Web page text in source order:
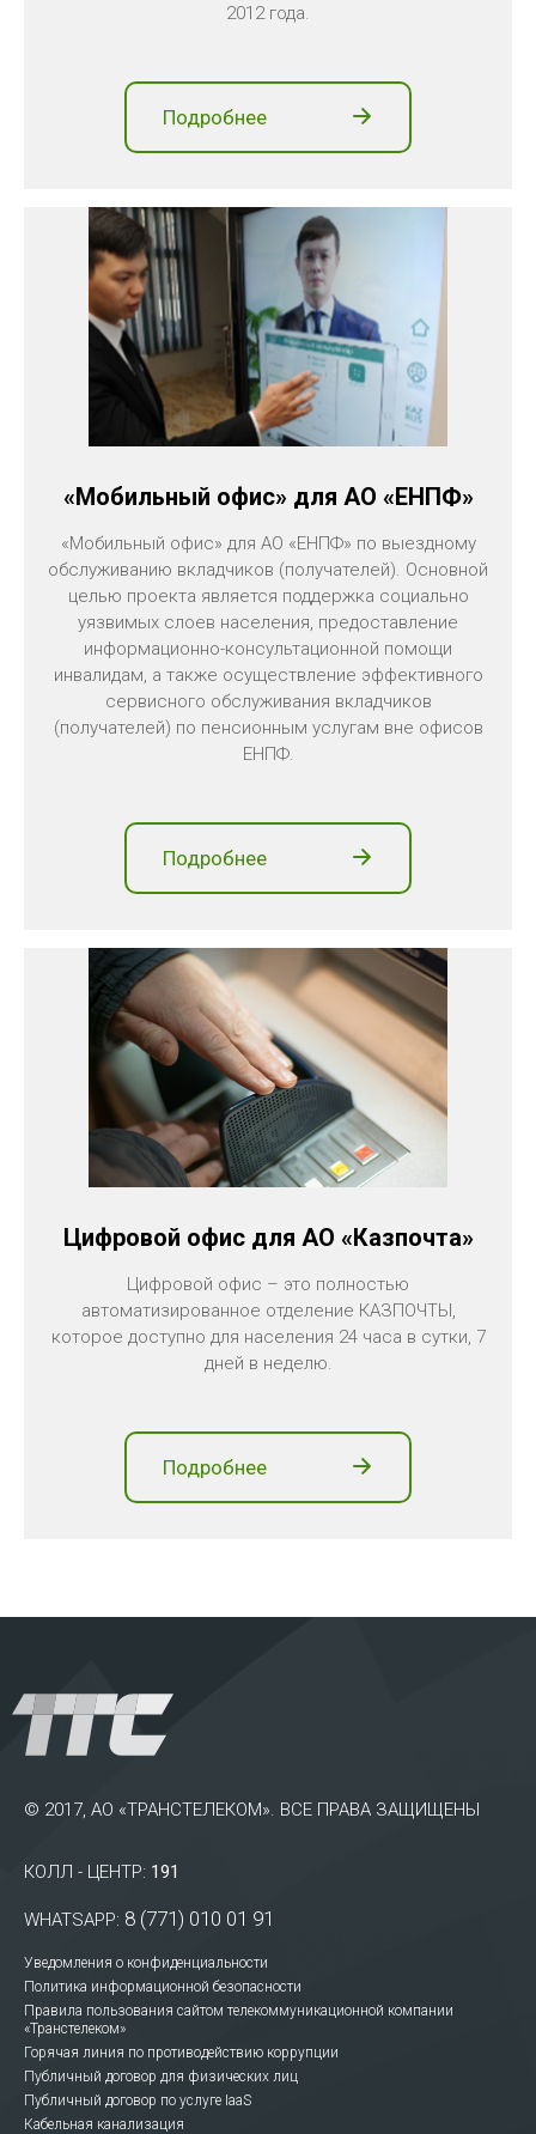
2012 года.
Подробнее
«Мобильный офис» для АО «ЕНПФ»
«Мобильный офис» для АО «ЕНПФ» по выездному
обслуживанию вкладчиков (получателей). Основной
целью проекта является поддержка социально
уязвимых слоев населения, предоставление
информационно-консультационной помощи
инвалидам, а также осуществление эффективного
сервисного обслуживания вкладчиков
(получателей) по пенсионным услугам вне офисов
ЕНПФ.
Подробнее
Цифровой офис для АО «Казпочта»
Цифровой офис – это полностью
автоматизированное отделение КАЗПОЧТЫ,
которое доступно для населения 24 часа в сутки, 7
дней в неделю.
Подробнее
© 2017, АО «ТРАНСТЕЛЕКОМ». ВСЕ ПРАВА ЗАЩИЩЕНЫ
КОЛЛ - ЦЕНТР: 191
WHATSAPP: 8 (771) 010 01 91
Уведомления о конфиденциальности
Политика информационной безопасности
Правила пользования сайтом телекоммуникационной компании
«Транстелеком»
Горячая линия по противодействию коррупции
Публичный договор для физических лиц
Публичный договор по услуге IaaS
Кабельная канализация